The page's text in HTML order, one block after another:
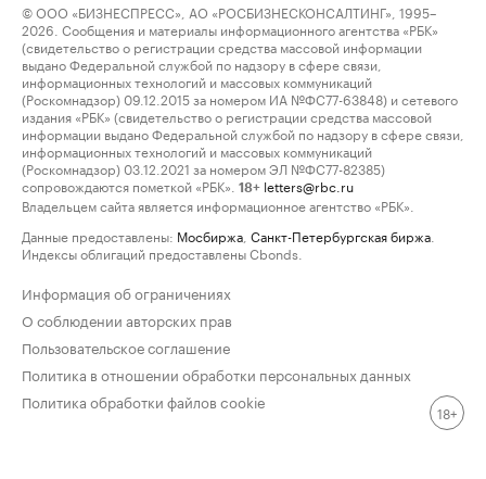
© ООО «БИЗНЕСПРЕСС», АО «РОСБИЗНЕСКОНСАЛТИНГ», 1995–
2026. Сообщения и материалы информационного агентства «РБК»
(свидетельство о регистрации средства массовой информации
выдано Федеральной службой по надзору в сфере связи,
информационных технологий и массовых коммуникаций
(Роскомнадзор) 09.12.2015 за номером ИА №ФС77-63848) и сетевого
издания «РБК» (свидетельство о регистрации средства массовой
информации выдано Федеральной службой по надзору в сфере связи,
информационных технологий и массовых коммуникаций
(Роскомнадзор) 03.12.2021 за номером ЭЛ №ФС77-82385)
сопровождаются пометкой «РБК».
18+ letters@rbc.ru
Владельцем сайта является информационное агентство «РБК».
Данные предоставлены: Мосбиржа Санкт-Петербургская биржа
Индексы облигаций предоставлены Cbonds.
Информация об ограничениях
О соблюдении авторских прав
Пользовательское соглашение
Политика в отношении обработки персональных данных
Политика обработки файлов cookie
18+